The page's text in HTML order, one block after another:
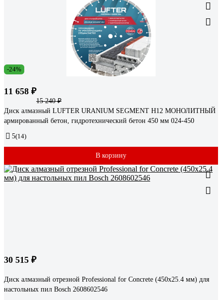
-24%
11 658 ₽
15 240 ₽
Диск алмазный LUFTER URANIUM SEGMENT H12 МОНОЛИТНЫЙ
армированный бетон, гидротехнический бетон 450 мм 024-450
5(14)
В корзину
30 515 ₽
Диск алмазный отрезной Professional for Concrete (450х25.4 мм) для
настольных пил Bosch 2608602546